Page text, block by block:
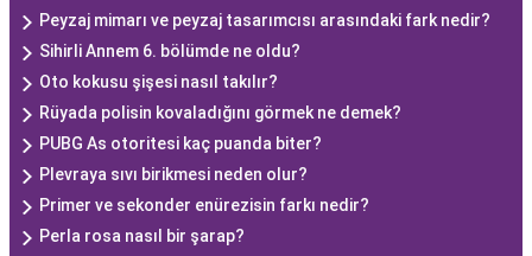
Peyzaj mimarı ve peyzaj tasarımcısı arasındaki fark nedir?
Sihirli Annem 6. bölümde ne oldu?
Oto kokusu şişesi nasıl takılır?
Rüyada polisin kovaladığını görmek ne demek?
PUBG As otoritesi kaç puanda biter?
Plevraya sıvı birikmesi neden olur?
Primer ve sekonder enürezisin farkı nedir?
Perla rosa nasıl bir şarap?